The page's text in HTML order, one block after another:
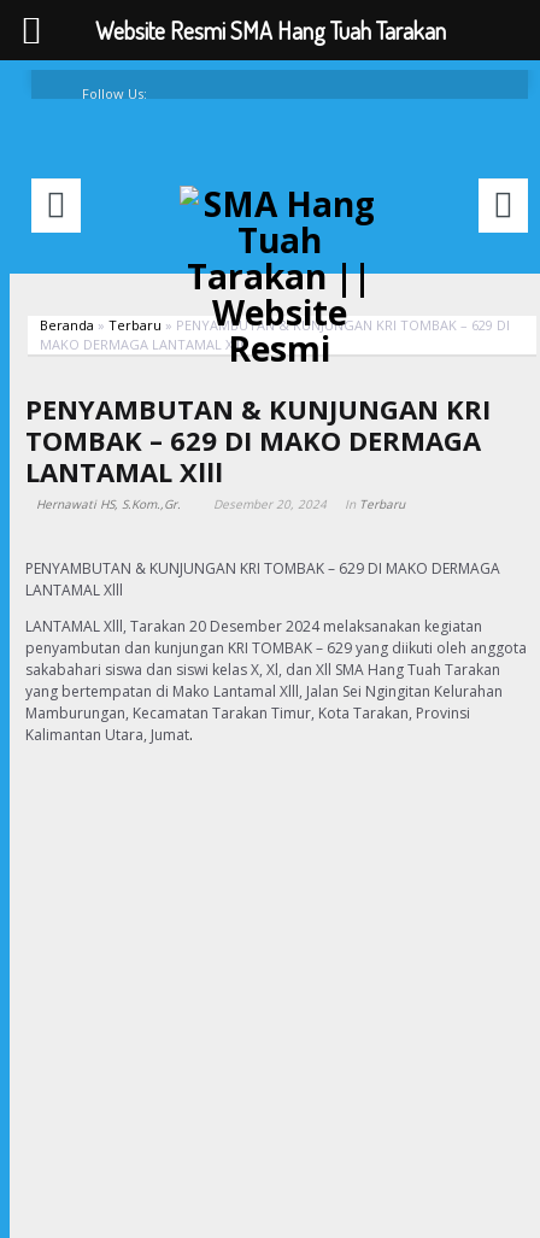
Follow Us:
Beranda »Terbaru » PENYAMBUTAN & KUNJUNGAN KRI TOMBAK – 629 DI
MAKO DERMAGA LANTAMAL Xlll
PENYAMBUTAN & KUNJUNGAN KRI
TOMBAK – 629 DI MAKO DERMAGA
LANTAMAL Xlll
Hernawati HS, S.Kom.,Gr. Desember 20, 2024 In Terbaru
PENYAMBUTAN & KUNJUNGAN KRI TOMBAK – 629 DI MAKO DERMAGA
LANTAMAL Xlll
LANTAMAL Xlll, Tarakan 20 Desember 2024 melaksanakan kegiatan
penyambutan dan kunjungan KRI TOMBAK – 629 yang diikuti oleh anggota
sakabahari siswa dan siswi kelas X, Xl, dan Xll SMA Hang Tuah Tarakan
yang bertempatan di Mako Lantamal Xlll, Jalan Sei Ngingitan Kelurahan
Mamburungan, Kecamatan Tarakan Timur, Kota Tarakan, Provinsi
Kalimantan Utara, Jumat.
Website Resmi SMA Hang Tuah Tarakan